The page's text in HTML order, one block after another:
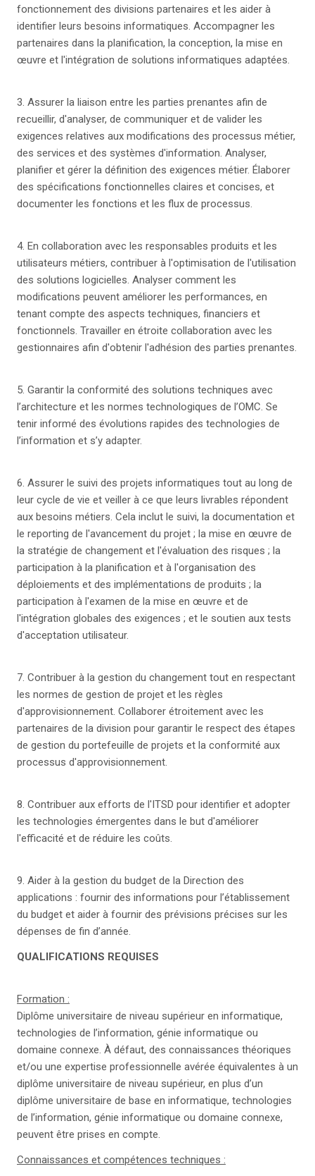
fonctionnement des divisions partenaires et les aider à
identifier leurs besoins informatiques. Accompagner les
partenaires dans la planification, la conception, la mise en
œuvre et l'intégration de solutions informatiques adaptées.
3. Assurer la liaison entre les parties prenantes afin de
recueillir, d'analyser, de communiquer et de valider les
exigences relatives aux modifications des processus métier,
des services et des systèmes d'information. Analyser,
planifier et gérer la définition des exigences métier. Élaborer
des spécifications fonctionnelles claires et concises, et
documenter les fonctions et les flux de processus.
4. En collaboration avec les responsables produits et les
utilisateurs métiers, contribuer à l'optimisation de l'utilisation
des solutions logicielles. Analyser comment les
modifications peuvent améliorer les performances, en
tenant compte des aspects techniques, financiers et
fonctionnels. Travailler en étroite collaboration avec les
gestionnaires afin d'obtenir l'adhésion des parties prenantes.
5. Garantir la conformité des solutions techniques avec
l’architecture et les normes technologiques de l’OMC. Se
tenir informé des évolutions rapides des technologies de
l’information et s’y adapter.
6. Assurer le suivi des projets informatiques tout au long de
leur cycle de vie et veiller à ce que leurs livrables répondent
aux besoins métiers. Cela inclut le suivi, la documentation et
le reporting de l'avancement du projet ; la mise en œuvre de
la stratégie de changement et l'évaluation des risques ; la
participation à la planification et à l'organisation des
déploiements et des implémentations de produits ; la
participation à l'examen de la mise en œuvre et de
l'intégration globales des exigences ; et le soutien aux tests
d'acceptation utilisateur.
7. Contribuer à la gestion du changement tout en respectant
les normes de gestion de projet et les règles
d'approvisionnement. Collaborer étroitement avec les
partenaires de la division pour garantir le respect des étapes
de gestion du portefeuille de projets et la conformité aux
processus d'approvisionnement.
8. Contribuer aux efforts de l'ITSD pour identifier et adopter
les technologies émergentes dans le but d'améliorer
l'efficacité et de réduire les coûts.
9. Aider à la gestion du budget de la Direction des
applications : fournir des informations pour l’établissement
du budget et aider à fournir des prévisions précises sur les
dépenses de fin d’année.
QUALIFICATIONS REQUISES
Formation :
Diplôme universitaire de niveau supérieur en informatique,
technologies de l’information, génie informatique ou
domaine connexe. À défaut, des connaissances théoriques
et/ou une expertise professionnelle avérée équivalentes à un
diplôme universitaire de niveau supérieur, en plus d’un
diplôme universitaire de base en informatique, technologies
de l’information, génie informatique ou domaine connexe,
peuvent être prises en compte.
Connaissances et compétences techniques :